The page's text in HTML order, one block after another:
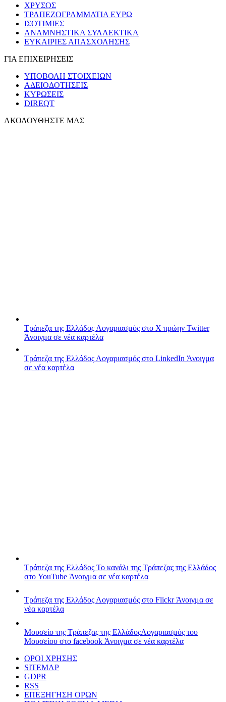
ΧΡΥΣΟΣ
ΤΡΑΠΕΖΟΓΡΑΜΜΑΤΙΑ ΕΥΡΩ
ΙΣΟΤΙΜΙΕΣ
ΑΝΑΜΝΗΣΤΙΚΑ ΣΥΛΛΕΚΤΙΚΑ
ΕΥΚΑΙΡΙΕΣ ΑΠΑΣΧΟΛΗΣΗΣ
ΓΙΑ ΕΠΙΧΕΙΡΗΣΕΙΣ
ΥΠΟΒΟΛΗ ΣΤΟΙΧΕΙΩΝ
ΑΔΕΙΟΔΟΤΗΣΕΙΣ
ΚΥΡΩΣΕΙΣ
DIREQT
ΑΚΟΛΟΥΘΗΣΤΕ ΜΑΣ
Τράπεζα της Ελλάδος Λογαριασμός στο X πρώην Twitter
Άνοιγμα σε νέα καρτέλα
Τράπεζα της Ελλάδος Λογαριασμός στο LinkedIn Άνοιγμα
σε νέα καρτέλα
Τράπεζα της Ελλάδος Το κανάλι της Τράπεζας της Ελλάδος
στο YouTube Άνοιγμα σε νέα καρτέλα
Τράπεζα της Ελλάδος Λογαριασμός στο FlickrΆνοιγμα σε
νέα καρτέλα
Μουσείο της Τράπεζας της ΕλλάδοςΛογαριασμός του
Μουσείου στο facebook Άνοιγμα σε νέα καρτέλα
ΟΡΟΙ ΧΡΗΣΗΣ
SITEMAP
GDPR
RSS
ΕΠΕΞΗΓΗΣΗ ΟΡΩΝ